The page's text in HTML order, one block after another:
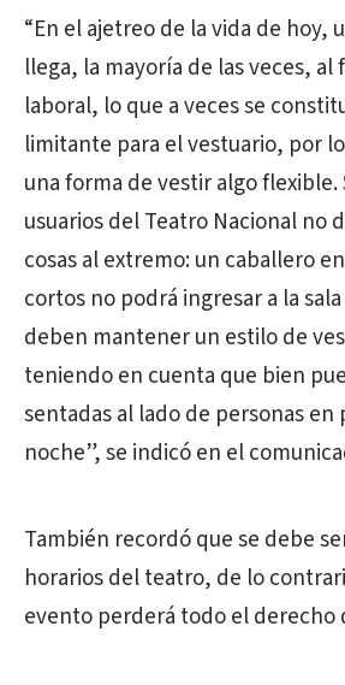
“En el ajetreo de la vida de hoy,
llega, la mayoría de las veces, al
laboral, lo que a veces se
limitante para el vestuario, por
una forma de vestir algo
usuarios del Teatro Nacional no
cosas al extremo: un caballero
cortos no podrá ingresar a la
deben mantener un estilo de
teniendo en cuenta que bien
sentadas al lado de personas
noche”, se indicó en el
También recordó que se debe
horarios del teatro, de lo
evento perderá todo el derecho